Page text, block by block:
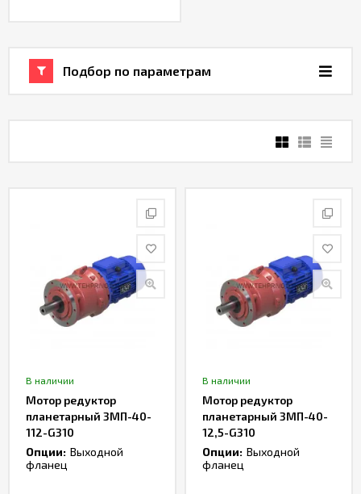
Подбор по параметрам
В наличии
Мотор редуктор
планетарный 3МП-40-
112-G310
Опции: Выходной
фланец
В наличии
Мотор редуктор
планетарный 3МП-40-
12,5-G310
Опции: Выходной
фланец